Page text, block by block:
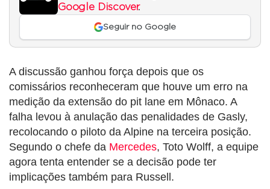
Google Discover.
Seguir no Google
A discussão ganhou força depois que os
comissários reconheceram que houve um erro na
medição da extensão do pit lane em Mônaco. A
falha levou à anulação das penalidades de Gasly,
recolocando o piloto da Alpine na terceira posição.
Segundo o chefe da Mercedes, Toto Wolff, a equipe
agora tenta entender se a decisão pode ter
implicações também para Russell.